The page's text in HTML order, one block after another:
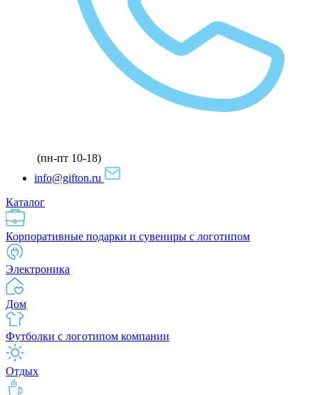
(пн-пт 10-18)
info@gifton.ru
Каталог
Корпоративные подарки и сувениры с логотипом
Электроника
Дом
Футболки с логотипом компании
Отдых